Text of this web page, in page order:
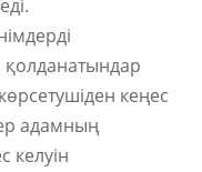
қолданатындар
кеңес
адамның
келуін